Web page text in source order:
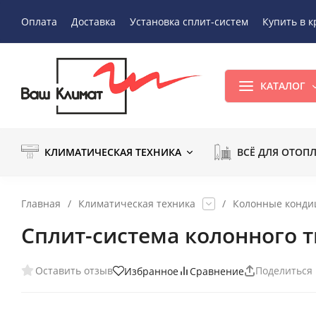
Оплата Доставка Установка сплит-систем Купить в
КАТАЛОГ
КЛИМАТИЧЕСКАЯ ТЕХНИКА ВСЁ ДЛЯ
Главная / Климатическая техника / Колонные
Сплит-система колонного
Оставить отзыв Избранное Сравнение Поделиться